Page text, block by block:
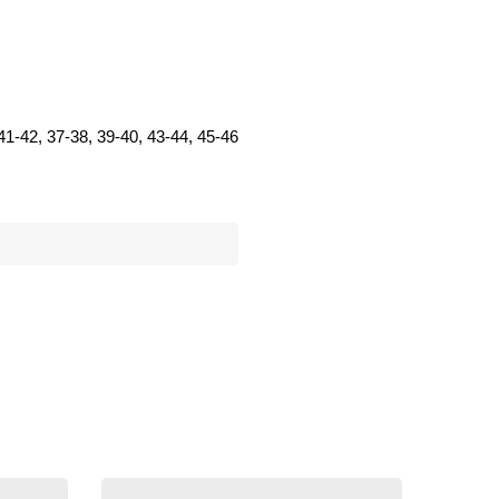
42, 37-38, 39-40, 43-44, 45-46